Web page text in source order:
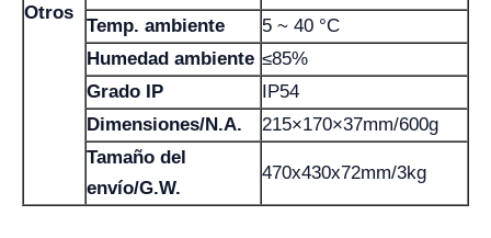
Otros
Temp. ambiente
5 ~ 40 °C
Humedad ambiente ≤85%
Grado IP
IP54
Dimensiones/N.A.
215×170×37mm/600g
Tamaño del
envío/G.W.
470x430x72mm/3kg